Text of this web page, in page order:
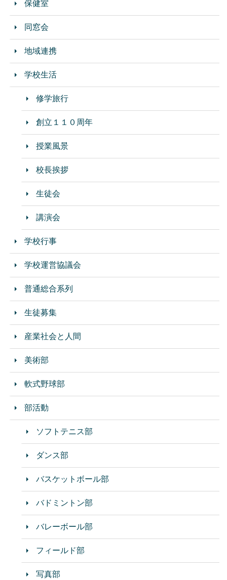
保健室
同窓会
地域連携
学校生活
修学旅行
創立１１０周年
授業風景
校長挨拶
生徒会
講演会
学校行事
学校運営協議会
普通総合系列
生徒募集
産業社会と人間
美術部
軟式野球部
部活動
ソフトテニス部
ダンス部
バスケットボール部
バドミントン部
バレーボール部
フィールド部
写真部